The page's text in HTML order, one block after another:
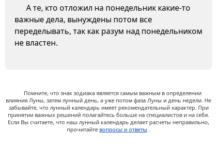
А те, кто отложил на понедельник какие-то
важные дела, вынуждены потом все
переделывать, так как разум над понедельником
не властен.
Помните, что знак зодиака является самым важным в определении
влияния Луны, затем лунный день, а уже потом фаза Луны и день недели. Не
забывайте, что лунный календарь имеет рекомендательный характер. При
принятии важных решений полагайтесь больше на специалистов и на себя.
Если Вы считаете, что наш лунный календарь делает расчеты неправильно,
прочитайте вопросы и ответы .